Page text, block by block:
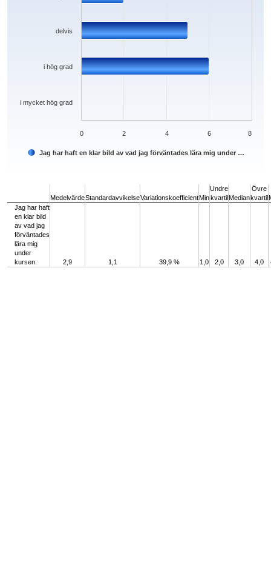
Jag har haft en klar bild av vad jag förväntades lära mig under …
i mycket hög grad
i hög grad
delvis
0 2 4 6 8
MedelvärdeStandardavvikelseVariationskoefficientMin
Undre
kvartilMedian
Övre
kvartil
Jag har haft
en klar bild
av vad jag
förväntades
lära mig
under
kursen.
2,9 1,1 39,9 % 1,0 2,0 3,0 4,0